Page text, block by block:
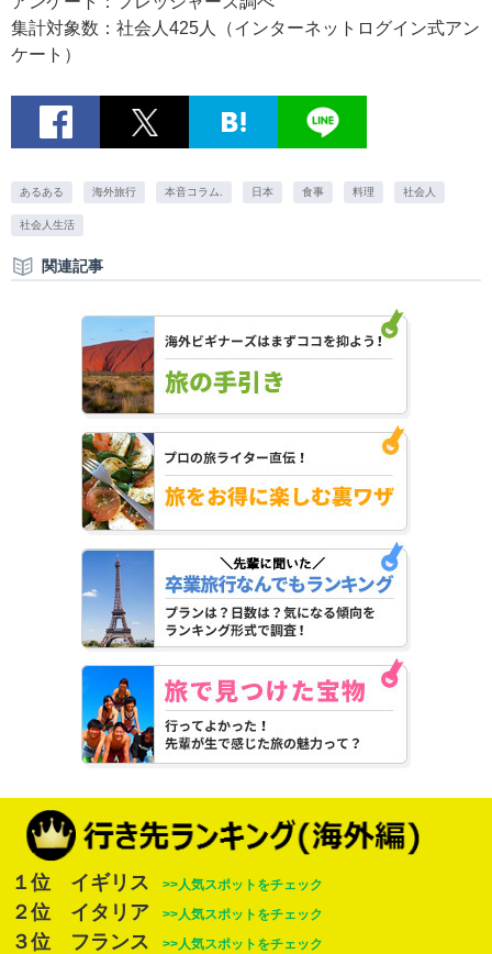
集計対象数：社会人425人（インターネットログイン式アン
ケート）
あるある 海外旅行 本音コラム. 日本 食事 料理 社会人
社会人生活
関連記事
１位 イギリス >>人気スポットをチェック
２位 イタリア >>人気スポットをチェック
３位 フランス >>人気スポットをチェック